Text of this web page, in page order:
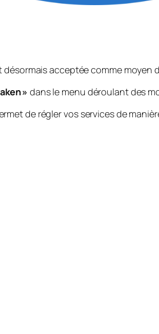
acceptée comme moyen
» dans le menu déroulant des
de régler vos services de